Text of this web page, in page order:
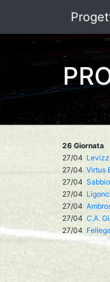
26 Giornata
27/04
27/04 Virtus
27/04
27/04
27/04
27/04 C.A.
27/04